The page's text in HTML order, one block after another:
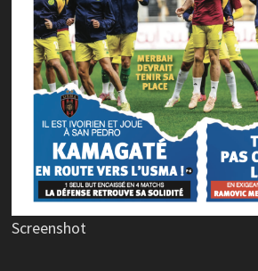
Screenshot